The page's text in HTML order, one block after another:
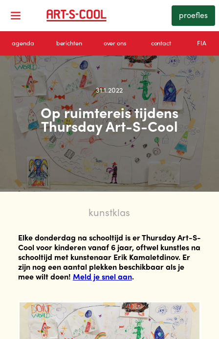
proefles
agenda berichten over ons contact FIA
31.1.2022
Op ruimtereis tijdens
Thursday Art-S-Cool
kunstklas
Elke donderdag na schooltijd is er Thursday Art-S-
Cool voor kinderen vanaf 6 jaar, oftwel kunstles na
schooltijd met kunstenaar Erik Kamaletdinov. Er
zijn nog een aantal plekken beschikbaar als je
mee wilt doen! Meld je snel aan.